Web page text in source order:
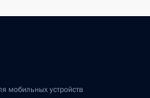
мобильных устройств